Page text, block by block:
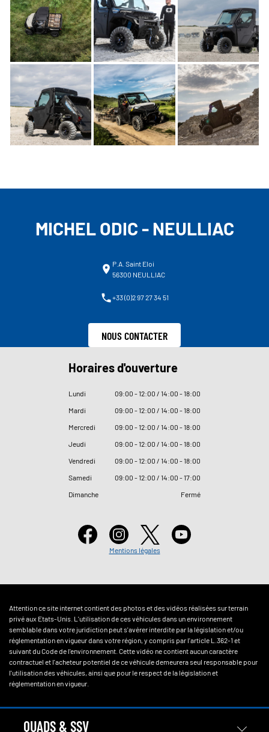
MICHEL ODIC - NEULLIAC
P.A. Saint Eloi
56300 NEULLIAC
+33 (0)2 97 27 34 51
NOUS CONTACTER
Horaires d'ouverture
Lundi 09:00 - 12:00 / 14:00 - 18:00
Mardi
09:00 - 12:00 / 14:00 - 18:00
Mercredi
09:00 - 12:00 / 14:00 - 18:00
Jeudi
09:00 - 12:00 / 14:00 - 18:00
Vendredi
09:00 - 12:00 / 14:00 - 18:00
Samedi
09:00 - 12:00 / 14:00 - 17:00
Dimanche
Fermé
Mentions légales
Attention ce site internet contient des photos et des vidéos réalisées sur terrain
privé aux Etats-Unis. L'utilisation de ces véhicules dans un environnement
semblable dans votre juridiction peut s'avérer interdite par la législation et/ou
réglementation en vigueur dans votre région, y compris par l'article L.362-1 et
suivant du Code de l'environnement. Cette vidéo ne contient aucun caractère
contractuel et l'acheteur potentiel de ce véhicule demeurera seul responsable pour
l'utilisation des véhicules, ainsi que pour le respect de la législation et
réglementation en vigueur.
QUADS & SSV